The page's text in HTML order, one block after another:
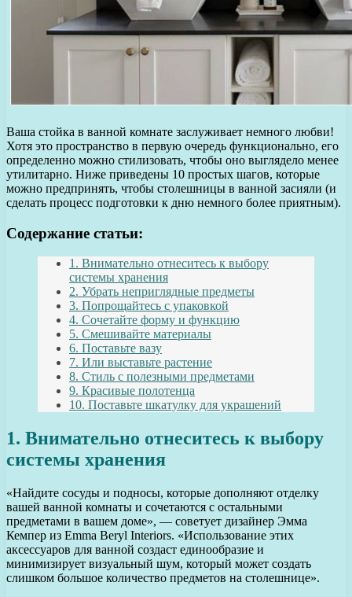
Ваша стойка в ванной комнате заслуживает немного любви!
Хотя это пространство в первую очередь функционально, его
определенно можно стилизовать, чтобы оно выглядело менее
утилитарно. Ниже приведены 10 простых шагов, которые
можно предпринять, чтобы столешницы в ванной засияли (и
сделать процесс подготовки к дню немного более приятным).
Содержание статьи:
1. Внимательно отнеситесь к выбору
системы хранения
2. Убрать неприглядные предметы
3. Попрощайтесь с упаковкой
4. Сочетайте форму и функцию
5. Смешивайте материалы
6. Поставьте вазу
7. Или выставьте растение
8. Стиль с полезными предметами
9. Красивые полотенца
10. Поставьте шкатулку для украшений
1. Внимательно отнеситесь к выбору
системы хранения
«Найдите сосуды и подносы, которые дополняют отделку
вашей ванной комнаты и сочетаются с остальными
предметами в вашем доме», — советует дизайнер Эмма
Кемпер из Emma Beryl Interiors. «Использование этих
аксессуаров для ванной создаст единообразие и
минимизирует визуальный шум, который может создать
слишком большое количество предметов на столешнице».